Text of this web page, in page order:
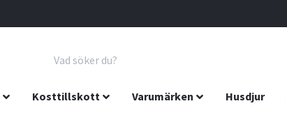
Kosttillskott Varumärken Husdjur